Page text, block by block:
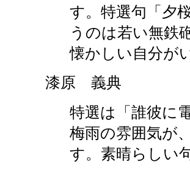
す。特選句「夕
うのは若い無鉄
懐かしい自分が
漆原 義典
特選は「誰彼に
梅雨の雰囲気が
す。素晴らしい